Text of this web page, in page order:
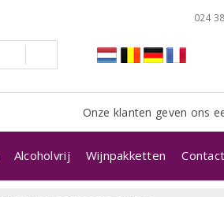
024
Onze klanten geven ons
Alcoholvrij Wijnpakketten Contact